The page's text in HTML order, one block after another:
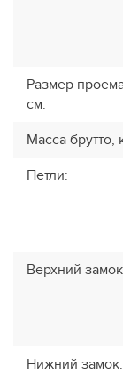
Размер
см:
Масса брутто,
Петли:
Верхний замок
Нижний замок: